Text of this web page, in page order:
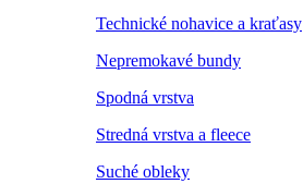
Technické nohavice a kraťasy
Nepremokavé bundy
Spodná vrstva
Stredná vrstva a fleece
Suché obleky